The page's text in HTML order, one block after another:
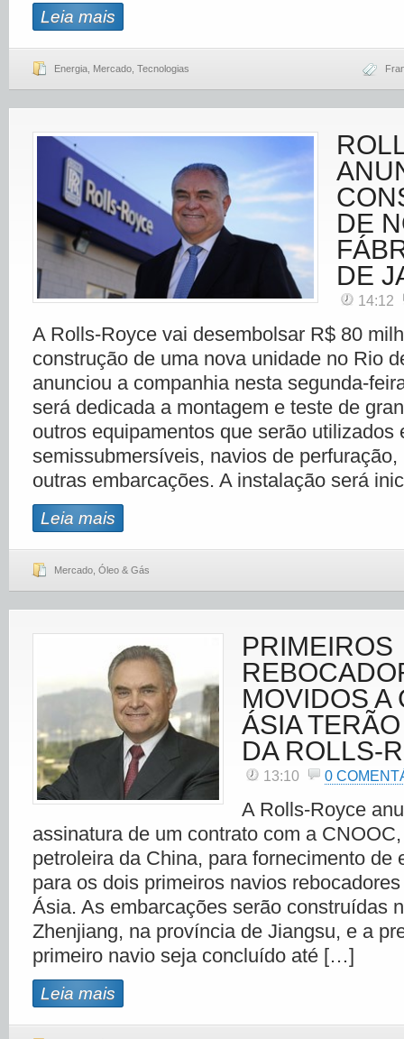
Leia mais
Energia Mercado Tecnologias
DE
DE
14:12
A Rolls-Royce vai desembolsar R$ 80
construção de uma nova unidade no Rio
anunciou a companhia nesta segunda-
será dedicada a montagem e teste de
outros equipamentos que serão utilizados
semissubmersíveis, navios de
outras embarcações. A instalação será
Leia mais
Mercado Óleo & Gás
PRIMEIROS
MOVIDOS A
ÁSIA
DA ROLLS-
13:10 0
A Rolls-Royce
assinatura de um contrato com a
petroleira da China, para fornecimento de
para os dois primeiros navios
Ásia. As embarcações serão construídas
Zhenjiang, na província de Jiangsu, e a
primeiro navio seja concluído até […]
Leia mais